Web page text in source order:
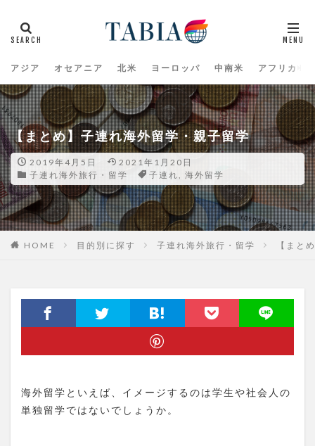
アジア オセアニア 北米 ヨーロッパ 中南米 アフリカ
【まとめ】子連れ海外留学・親子留学
2019年4月5日
2021年1月20日
子連れ海外旅行・留学
子連れ, 海外留学
HOME 目的別に探す 子連れ海外旅行・留学 【まと
海外留学といえば、イメージするのは学生や社会人の
単独留学ではないでしょうか。